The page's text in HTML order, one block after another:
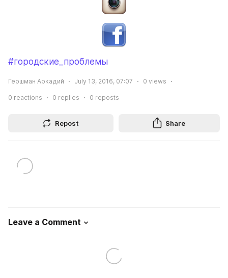
#городские_проблемы
Гершман Аркадий July 13, 2016, 07:07 0 views
0 reactions 0 replies 0 reposts
Repost Share
Leave a Comment